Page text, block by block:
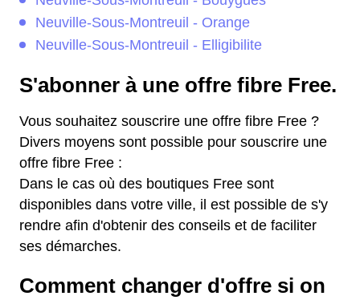
Neuville-Sous-Montreuil - Orange
Neuville-Sous-Montreuil - Elligibilite
S'abonner à une offre fibre Free.
Vous souhaitez souscrire une offre fibre Free ?
Divers moyens sont possible pour souscrire une
offre fibre Free :
Dans le cas où des boutiques Free sont
disponibles dans votre ville, il est possible de s'y
rendre afin d'obtenir des conseils et de faciliter
ses démarches.
Comment changer d'offre si on